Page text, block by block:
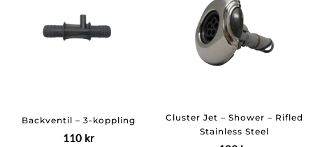
Backventil – 3-koppling
110 kr
Cluster Jet – Shower – Rifled
Stainless Steel